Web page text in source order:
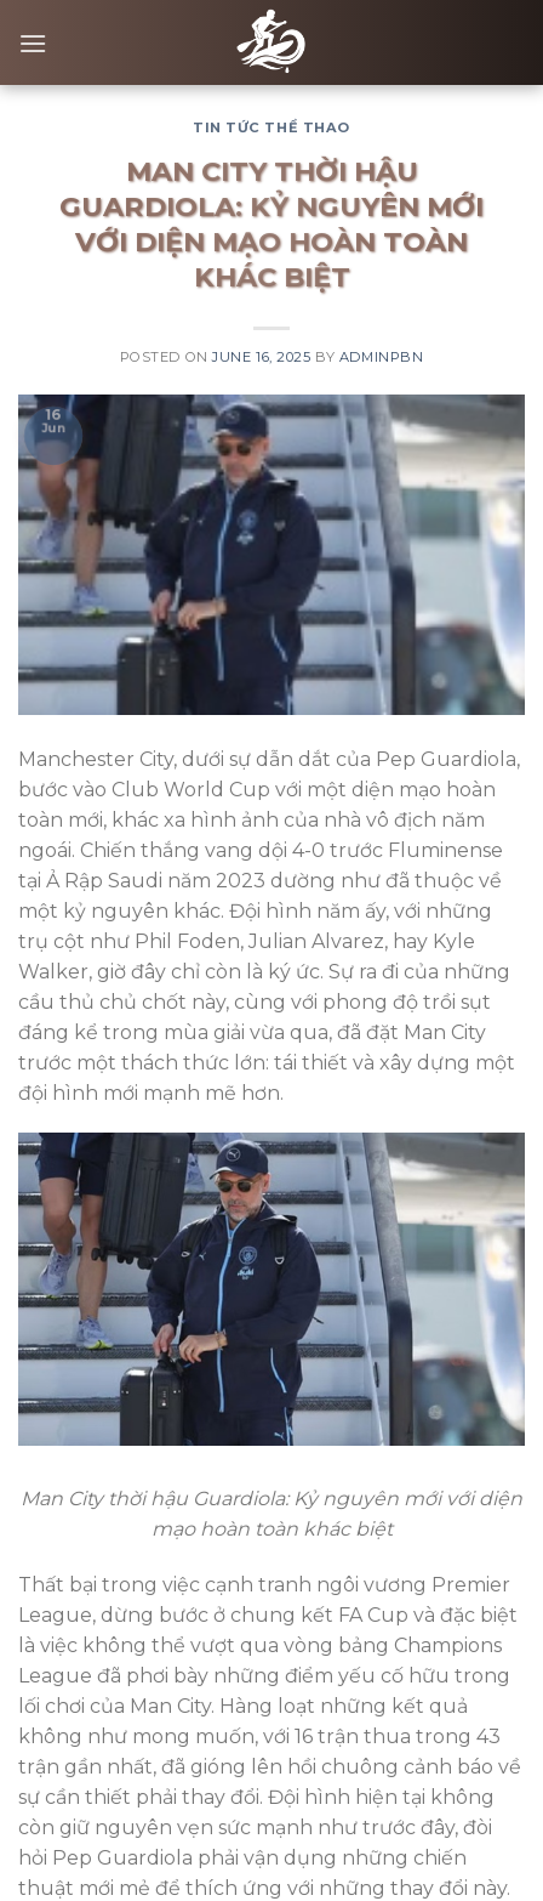
TIN TỨC THỂ THAO
MAN CITY THỜI HẬU
GUARDIOLA: KỶ NGUYÊN MỚI
VỚI DIỆN MẠO HOÀN TOÀN
KHÁC BIỆT
POSTED ONJUNE 16, 2025 BY ADMINPBN
16
Jun
Manchester City, dưới sự dẫn dắt của Pep Guardiola,
bước vào Club World Cup với một diện mạo hoàn
toàn mới, khác xa hình ảnh của nhà vô địch năm
ngoái. Chiến thắng vang dội 4-0 trước Fluminense
tại Ả Rập Saudi năm 2023 dường như đã thuộc về
một kỷ nguyên khác. Đội hình năm ấy, với những
trụ cột như Phil Foden, Julian Alvarez, hay Kyle
Walker, giờ đây chỉ còn là ký ức. Sự ra đi của những
cầu thủ chủ chốt này, cùng với phong độ trồi sụt
đáng kể trong mùa giải vừa qua, đã đặt Man City
trước một thách thức lớn: tái thiết và xây dựng một
đội hình mới mạnh mẽ hơn.
Man City thời hậu Guardiola: Kỷ nguyên mới với diện
mạo hoàn toàn khác biệt
Thất bại trong việc cạnh tranh ngôi vương Premier
League, dừng bước ở chung kết FA Cup và đặc biệt
là việc không thể vượt qua vòng bảng Champions
League đã phơi bày những điểm yếu cố hữu trong
lối chơi của Man City. Hàng loạt những kết quả
không như mong muốn, với 16 trận thua trong 43
trận gần nhất, đã gióng lên hồi chuông cảnh báo về
sự cần thiết phải thay đổi. Đội hình hiện tại không
còn giữ nguyên vẹn sức mạnh như trước đây, đòi
hỏi Pep Guardiola phải vận dụng những chiến
thuật mới mẻ để thích ứng với những thay đổi này.